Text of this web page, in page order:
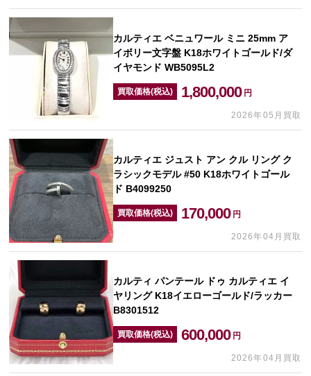
カルティエ ベニュワール ミニ 25mm ア
イボリー文字盤 K18ホワイトゴールド/ダ
イヤモンド WB5095L2
買取価格(税込) 1,800,000 円
2026年05月買取
カルティエ ジュスト アン クル リング ク
ラシックモデル #50 K18ホワイトゴール
ド B4099250
買取価格(税込) 170,000 円
2026年04月買取
カルティ パンテール ドゥ カルティエ イ
ヤリング K18イエローゴールド/ラッカー
B8301512
買取価格(税込) 600,000 円
2026年04月買取